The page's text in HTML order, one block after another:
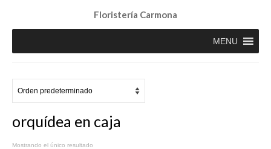
Floristería Carmona
MENU
orquídea en caja
Mostrando el único resultado